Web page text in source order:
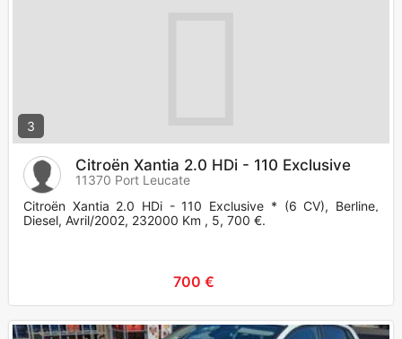
3
Citroën Xantia 2.0 HDi - 110 Exclusive
11370 Port Leucate
Citroën Xantia 2.0 HDi - 110 Exclusive * (6 CV), Berline,
Diesel, Avril/2002, 232000 Km , 5, 700 €.
700 €